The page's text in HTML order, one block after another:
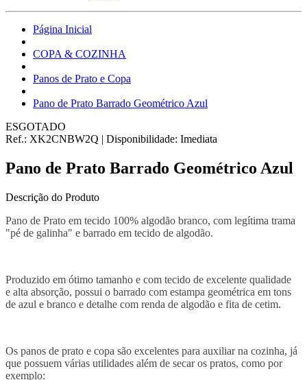
Página Inicial
COPA & COZINHA
Panos de Prato e Copa
Pano de Prato Barrado Geométrico Azul
ESGOTADO
Ref.: XK2CNBW2Q | Disponibilidade: Imediata
Pano de Prato Barrado Geométrico Azul
Descrição do Produto
Pano de Prato em tecido 100% algodão branco, com legítima trama
"pé de galinha" e barrado em tecido de algodão.
Produzido em ótimo tamanho e com tecido de excelente qualidade
e alta absorção, possui o barrado com estampa geométrica em tons
de azul e branco e detalhe com renda de algodão e fita de cetim.
Os panos de prato e copa são excelentes para auxiliar na cozinha, já
que possuem várias utilidades além de secar os pratos, como por
exemplo: